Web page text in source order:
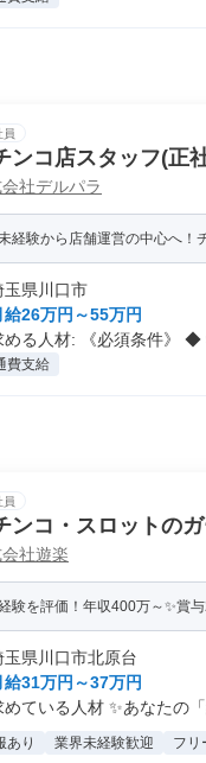
員
ンコ店スタッフ(正
社デルパラ
経験から店舗運営の中心へ！
玉県川口市
給26万円～55万円
める人材: 《必須条件》 ◆
費支給
員
ンコ・スロットの
社遊楽
験を評価！年収400万～✨賞
玉県川口市北原台
給31万円～37万円
めている人材 ✨あなたの
あり 業界未経験歓迎 フリ